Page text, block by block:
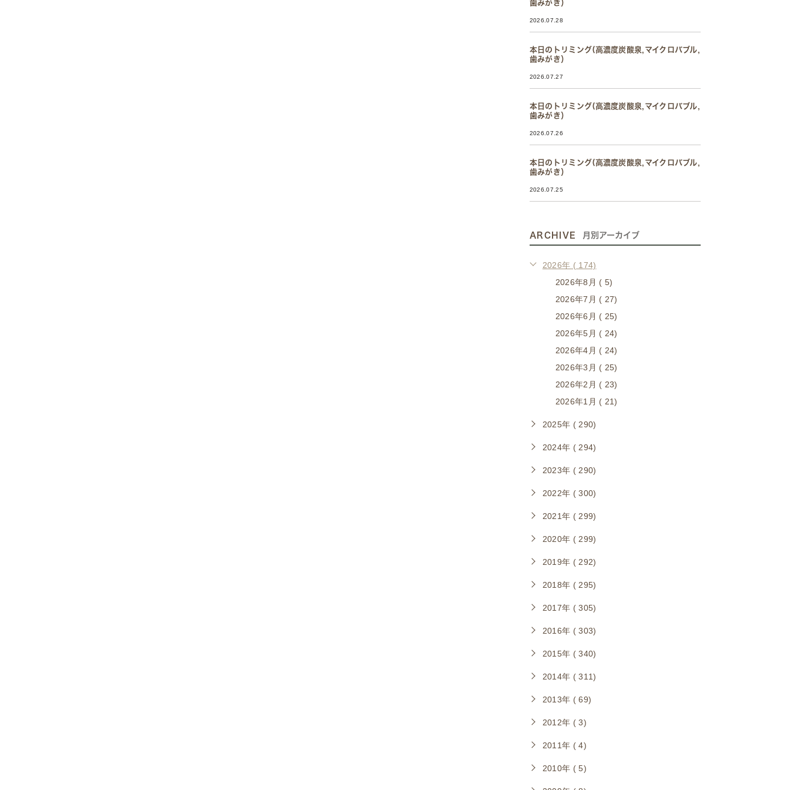
歯みがき）
2026.07.28
本日のトリミング(高濃度炭酸泉,マイクロバブル,
歯みがき）
2026.07.27
本日のトリミング(高濃度炭酸泉,マイクロバブル,
歯みがき）
2026.07.26
本日のトリミング(高濃度炭酸泉,マイクロバブル,
歯みがき）
2026.07.25
ARCHIVE 月別アーカイブ
2026年 ( 174)
2026年8月 ( 5)
2026年7月 ( 27)
2026年6月 ( 25)
2026年5月 ( 24)
2026年4月 ( 24)
2026年3月 ( 25)
2026年2月 ( 23)
2026年1月 ( 21)
2025年 ( 290)
2024年 ( 294)
2023年 ( 290)
2022年 ( 300)
2021年 ( 299)
2020年 ( 299)
2019年 ( 292)
2018年 ( 295)
2017年 ( 305)
2016年 ( 303)
2015年 ( 340)
2014年 ( 311)
2013年 ( 69)
2012年 ( 3)
2011年 ( 4)
2010年 ( 5)